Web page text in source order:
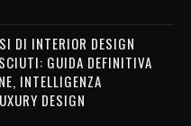
DI INTERIOR DESIGN
GUIDA DEFINITIVA
INTELLIGENZA
DESIGN